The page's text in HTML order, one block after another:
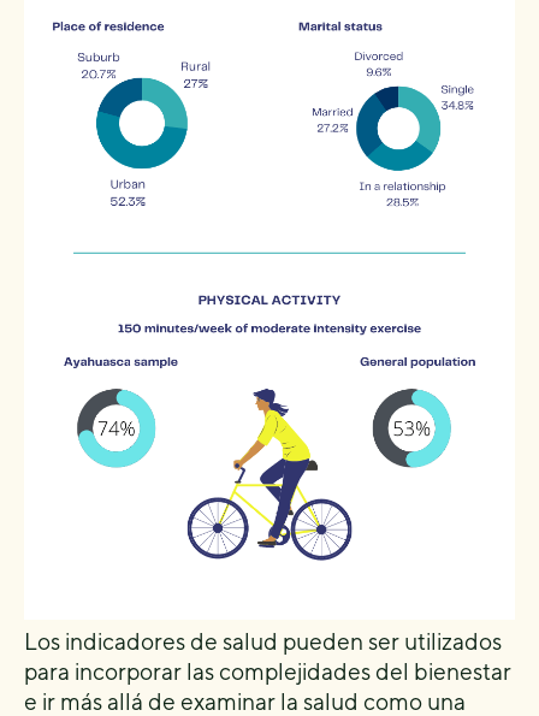
Los indicadores de salud pueden ser utilizados
para incorporar las complejidades del bienestar
e ir más allá de examinar la salud como una